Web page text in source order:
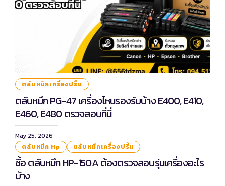
ตลับหมึกเครื่องปริ้น
ตลับหมึก PG-47 เครื่องไหนรองรับบ้าง E400, E410,
E460, E480 ตรวจสอบที่นี่
May 25, 2026
ตลับหมึก Hp
ตลับหมึกเครื่องปริ้น
ซื้อ ตลับหมึก HP-150A ต้องตรวจสอบรุ่นเครื่องอะไร
บ้าง